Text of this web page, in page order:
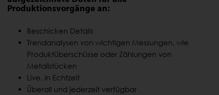
Produktionsvorgänge an:
Beschicken Details
Trendanalysen von wichtigen Messungen, wie
Produktüberschüsse oder Zählungen von
Metallstücken
Live, in Echtzeit
Überall und jederzeit verfügbar